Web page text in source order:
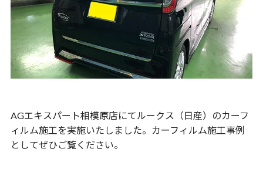
AGエキスパート相模原店にてルークス（日産）のカーフ
ィルム施工を実施いたしました。カーフィルム施工事例
としてぜひご覧ください。